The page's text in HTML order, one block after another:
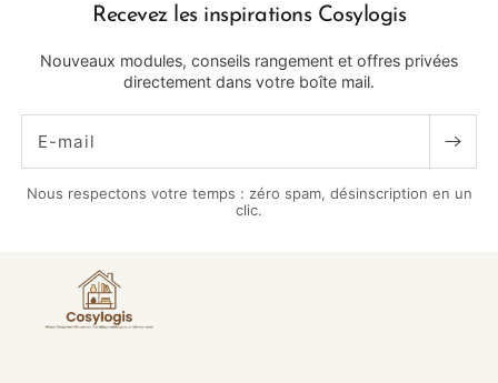
Recevez les inspirations Cosylogis
Nouveaux modules, conseils rangement et offres privées
directement dans votre boîte mail.
E-mail
Nous respectons votre temps : zéro spam, désinscription en un
clic.